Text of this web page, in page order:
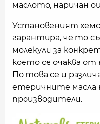
маслото, наричан
Установеният
гарантира, че то
молекули за
което се очаква от
По това се и
етеричните масла
производители.